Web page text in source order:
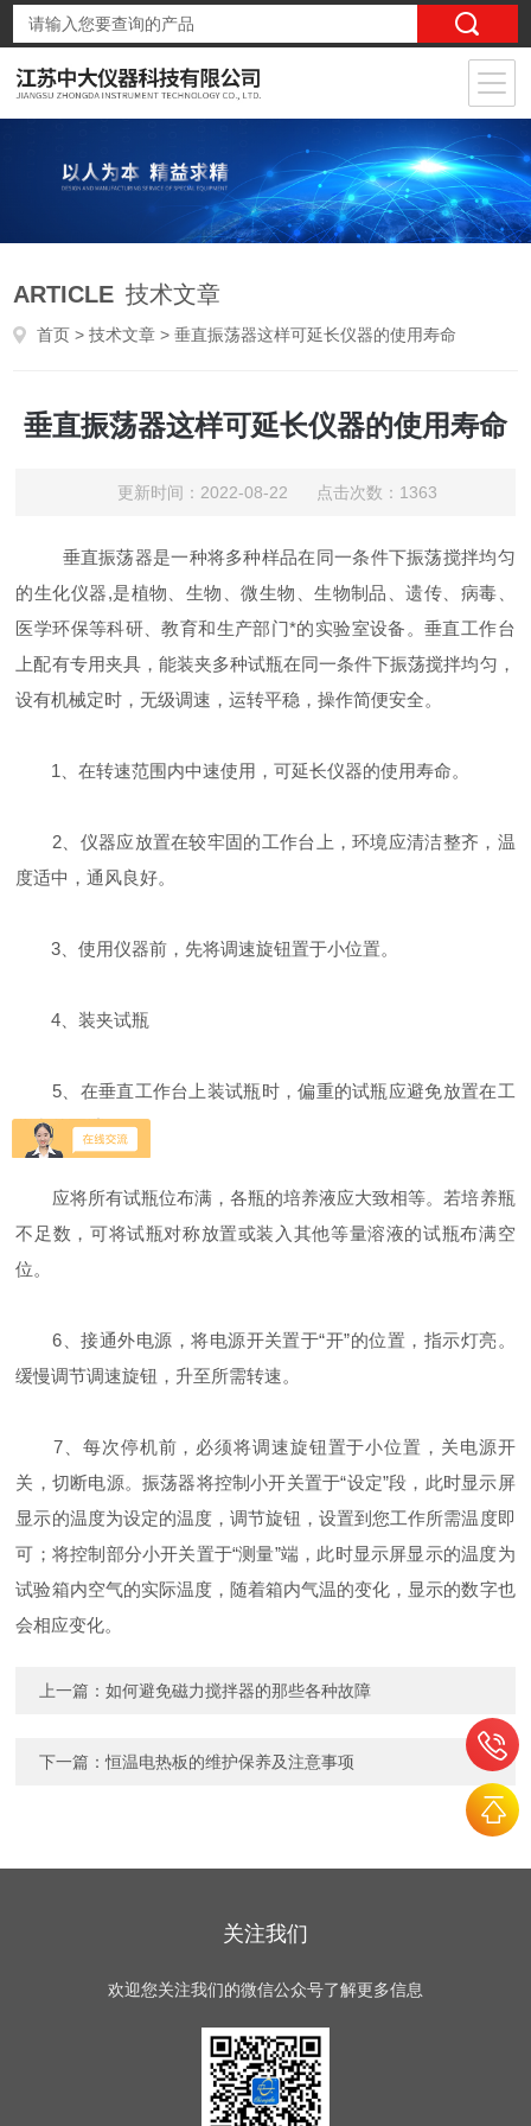
ARTICLE 技术文章
首页 >技术文章 > 垂直振荡器这样可延长仪器的使用寿命
垂直振荡器这样可延长仪器的使用寿命
更新时间：2022-08-22 点击次数：1363
垂直振荡器是一种将多种样品在同一条件下振荡搅拌均匀
的生化仪器,是植物、生物、微生物、生物制品、遗传、病毒、
医学环保等科研、教育和生产部门*的实验室设备。垂直工作台
上配有专用夹具，能装夹多种试瓶在同一条件下振荡搅拌均匀，
设有机械定时，无级调速，运转平稳，操作简便安全。
1、在转速范围内中速使用，可延长仪器的使用寿命。
2、仪器应放置在较牢固的工作台上，环境应清洁整齐，温
度适中，通风良好。
3、使用仪器前，先将调速旋钮置于小位置。
4、装夹试瓶
5、在垂直工作台上装试瓶时，偏重的试瓶应避免放置在工
作台的两端。
应将所有试瓶位布满，各瓶的培养液应大致相等。若培养瓶
不足数，可将试瓶对称放置或装入其他等量溶液的试瓶布满空
位。
6、接通外电源，将电源开关置于“开”的位置，指示灯亮。
缓慢调节调速旋钮，升至所需转速。
7、每次停机前，必须将调速旋钮置于小位置，关电源开
关，切断电源。振荡器将控制小开关置于“设定”段，此时显示屏
显示的温度为设定的温度，调节旋钮，设置到您工作所需温度即
可；将控制部分小开关置于“测量”端，此时显示屏显示的温度为
试验箱内空气的实际温度，随着箱内气温的变化，显示的数字也
会相应变化。
上一篇：如何避免磁力搅拌器的那些各种故障
下一篇：恒温电热板的维护保养及注意事项
关注我们
欢迎您关注我们的微信公众号了解更多信息